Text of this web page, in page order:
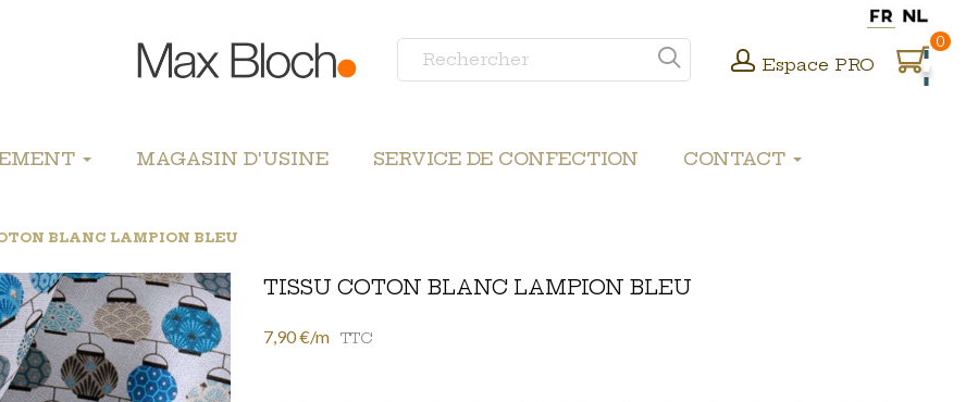
Espace PRO
0
MAGASIN D'USINE SERVICE DE CONFECTION CONTACT
BLANC LAMPION BLEU
TISSU COTON BLANC LAMPION BLEU
7,90 €/m TTC